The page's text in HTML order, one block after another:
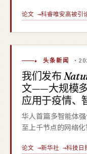
论文 →科睿唯安高被引
★ 头条新闻 ·
我们发布
文——大规模多
应用于疫情、
华人首篇多智能体
至上千节点的网络化
论文 →新华社 →科技